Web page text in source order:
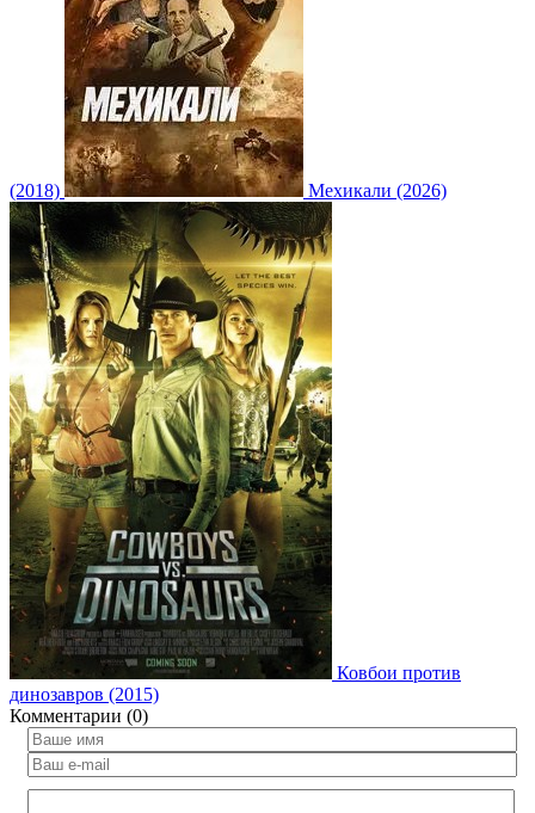
(2018) Мехикали (2026)
Ковбои против
динозавров (2015)
Комментарии (0)